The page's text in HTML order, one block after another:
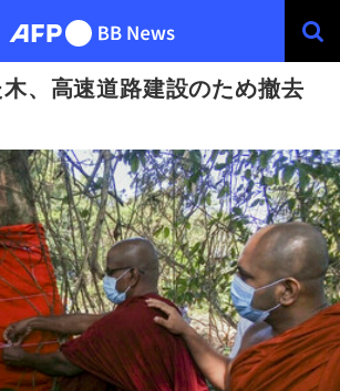
木、高速道路建設のため撤去